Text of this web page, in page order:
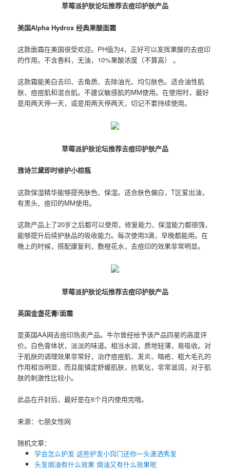
草莓派护肤论坛推荐去痘印护肤产品
美国Alpha Hydrox 经典果酸面霜
这款面霜在美国很受欢迎。PH值为4，正好可以发挥果酸的去痘印
的作用。不含香料，无油，10%果酸浓度（不算高） 。
这款霜能美白去印、去角质、去除油光、均匀肤色。适合油性肌
肤、痘痘肌和混合肌。不建议敏感肌的MM使用。在使用时，最好
是用两天停一天，或是用两天停两天，切记不要持续使用。
草莓派护肤论坛推荐去痘印护肤产品
雅诗兰黛即时修护小棕瓶
这款保湿精华能够提亮肤色、保湿。适合肤色偏白，T区爱出油，
有黑头、痘印的MM使用。
这款产品上了20岁之后都可以使用，修复能力、保湿能力都很强，
能够提升后续护肤品的吸收能力。每次使用3滴，早晚都能用。在
晚上的时候，搭配康复利，敷橙花水，去痘印的效果非常明显。
草莓派护肤论坛推荐去痘印护肤产品
英国金盏花膏/面霜
是英国AA网去痘印热卖产品。牛尔曾经给予该产品四星的高度评
价。白色膏体状，淡淡的味道。相当水润，质地轻薄，易吸收。对
于肌肤的调理效果非常好，治疗痘痘肌、发炎、暗疮、粗大毛孔的
作用相当明显，而且能镇定舒缓肌肤，抗氧化，非常滋润，对于肌
肤的刺激性比较小。
此品在开封后，最好是在6个月内使用完哦。
来源：七丽女性网
随机文章：
学会怎么护发 这些护发小窍门还你一头潇洒秀发
头发焗油有什么效果 ​焗油又有什么效果呢